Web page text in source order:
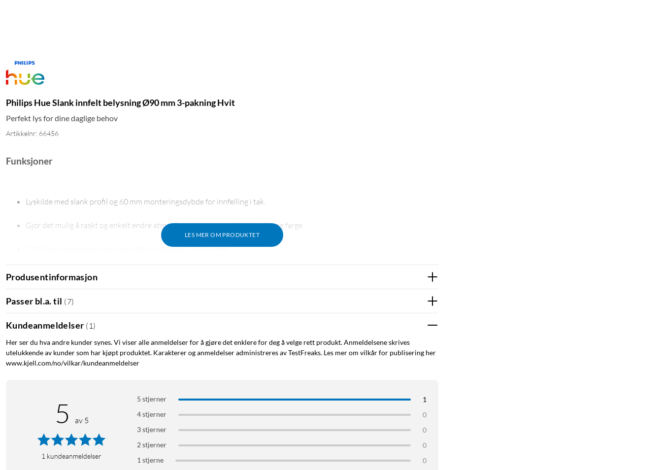
Philips Hue Slank innfelt belysning Ø90 mm 3-pakning Hvit
Perfekt lys for dine daglige behov
Artikkelnr: 66456
LES MER OM PRODUKTET
Funksjoner
Lyskilde med slank profil og 60 mm monteringsdybde for innfelling i tak.
Gjør det mulig å raskt og enkelt endre atmosfæren i et rom ved hjelp av lys og farge.
105° bred spredningsvinkel og lysfluks på opptil 1000 lumen.
IP-klassifisert for våtromsmiljøer (IP44), kan monteres på bad og kjøkken.
Kan kobles sammen med flere lyskilder og styres med app.
Kobles til mobil enhet via Bluetooth eller et smarthjem-nettverk med Zigbee-hub.
Fire forhåndsinnstilte lysmoduser for hvitt lys – to kalde for energi og konsentrasjon, to varme for avslapning.
Lyset kan dimmes med appen eller strømbryteren og tidsplanlegges.
En lyskilde for mange forskjellige stemninger
En av mange fordeler med Philips Hue Slim er muligheten til å endre fargen på lyset og dermed også atmosfæren i rommet. Bruk
Produsentinformasjon
Passer bl.a. til (7)
Kundeanmeldelser ( 1 )
Her ser du hva andre kunder synes. Vi viser alle anmeldelser for å gjøre det enklere for deg å velge rett produkt. Anmeldelsene skrives
utelukkende av kunder som har kjøpt produktet. Karakterer og anmeldelser administreres av TestFreaks. Les mer om vilkår for publisering her
www.kjell.com/no/vilkar/kundeanmeldelser
5 av 5
1 kundeanmeldelser
5 stjerner
1
4 stjerner
0
3 stjerner
0
2 stjerner
0
1 stjerne
0